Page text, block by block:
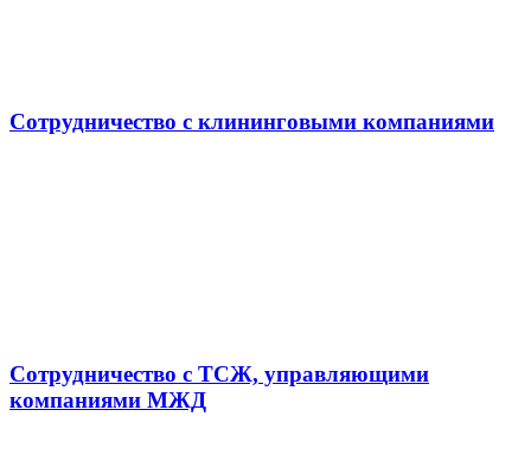
Сотрудничество с клининговыми компаниями
Сотрудничество с ТСЖ, управляющими
компаниями МЖД